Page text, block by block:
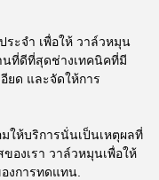
ระจํา เพื่อให้ วาล์วหมุน
ที่ดีที่สุดช่างเทคนิคที่มี
ยด และจัดให้การ
ให้บริการนั่นเป็นเหตุผลที่
องเรา วาล์วหมุนเพื่อให้
งการทดแทน.